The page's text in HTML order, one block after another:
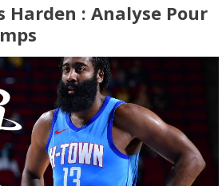
Harden : Analyse Pour